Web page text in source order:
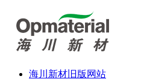
海川新材旧版网站